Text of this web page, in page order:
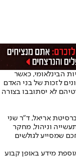
הבינלאומי, כאשר
לזכות של בני האדם
לא יסתובבו בצורה
אריאל, ד"ר שני
וניהול, מחקר
שמסייע לגולשים
מידע באופן קבוע